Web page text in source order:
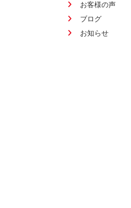
お客様の声
ブログ
お知らせ